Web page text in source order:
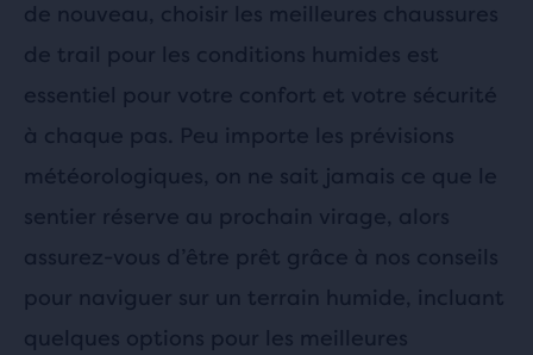
de nouveau, choisir les meilleures chaussures
de trail pour les conditions humides est
essentiel pour votre confort et votre sécurité
à chaque pas. Peu importe les prévisions
météorologiques, on ne sait jamais ce que le
sentier réserve au prochain virage, alors
assurez-vous d’être prêt grâce à nos conseils
pour naviguer sur un terrain humide, incluant
quelques options pour les meilleures